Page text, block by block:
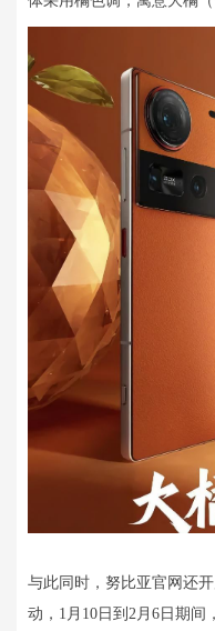
与此同时，努比亚官网还
动，1月10日到2月6日期